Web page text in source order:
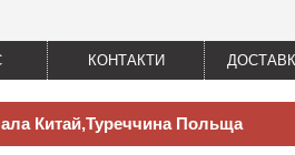
КОНТАКТИ
Китай,Туреччина Польща